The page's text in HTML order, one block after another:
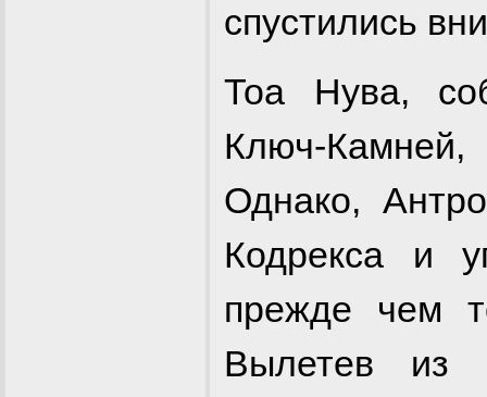
спустились
Тоа Нува,
Ключ-
Однако,
Кодрекса и
прежде чем
Вылетев из